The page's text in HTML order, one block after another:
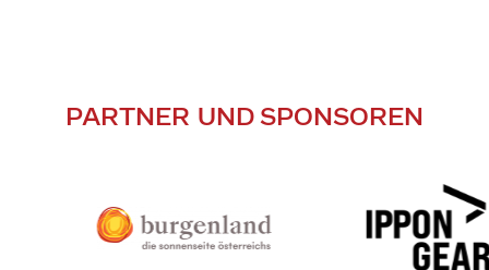
PARTNER UND SPONSOREN